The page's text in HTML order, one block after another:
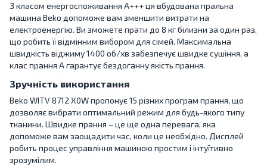
З класом енергоспоживання A+++ ця вбудована пральна
машина Beko допоможе вам зменшити витрати на
електроенергію. Ви зможете прати до 8 кг білизни за один раз,
що робить її відмінним вибором для сімей. Максимальна
швидкість віджиму 1400 об/хв забезпечує швидке сушіння, а
клас прання A гарантує бездоганну якість прання.
Зручність використання
Beko WITV 8712 X0W пропонує 15 різних програм прання, що
дозволяє вибрати оптимальний режим для будь-якого типу
тканини. Швидке прання – це ще одна перевага, яка
допоможе вам заощадити час, коли це необхідно. Дисплей
робить процес управління машиною простим і інтуїтивно
зрозумілим.